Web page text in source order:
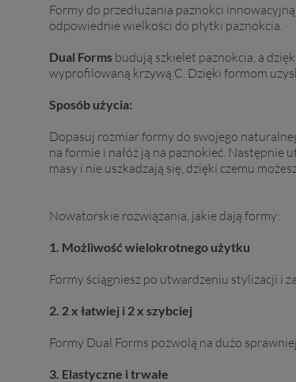
Formy do przedłużania paznokci
odpowiednie wielkości do płytki paznokcia.
Dual Forms budują szkielet paznokcia, a
wyprofilowaną krzywą C. Dzięki formom
Sposób użycia:
Dopasuj rozmiar formy do swojego
na formie i nałóż ją na paznokieć.
masy i nie uszkadzają się, dzięki czemu
Nowatorskie rozwiązania, jakie dają formy:
1. Możliwość wielokrotnego użytku
Formy ściągniesz po utwardzeniu stylizacji i
2. 2 x łatwiej i 2 x szybciej
Formy Dual Forms pozwolą na dużo
3. Elastyczne i trwałe